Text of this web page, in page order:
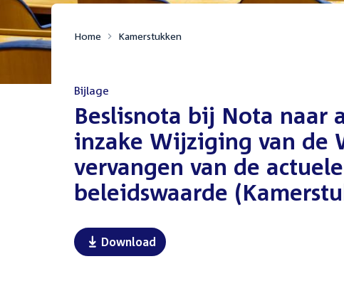
Home Kamerstukken
Bijlage
:Beslisnota bij Nota naar
inzake Wijziging van de
vervangen van de
beleidswaarde
Download